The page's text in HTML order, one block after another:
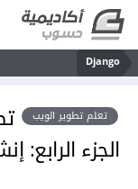
Django
تعلم تطوير الويب
الجزء الرابع: